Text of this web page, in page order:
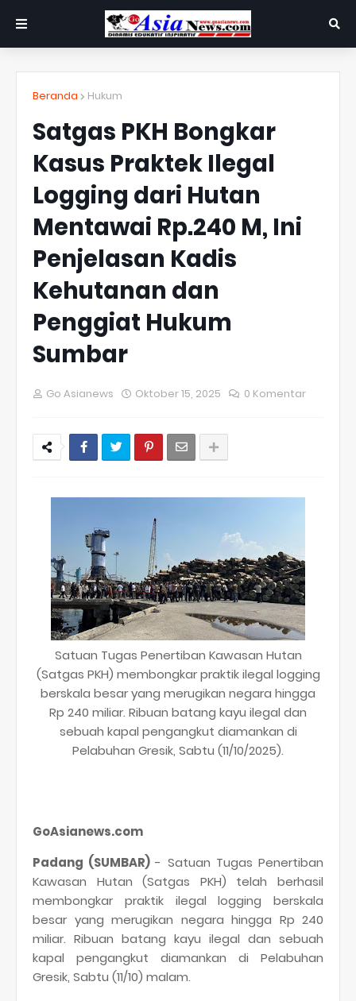
Beranda Hukum
Satgas PKH Bongkar
Kasus Praktek Ilegal
Logging dari Hutan
Mentawai Rp.240 M, Ini
Penjelasan Kadis
Kehutanan dan
Penggiat Hukum
Sumbar
Go Asianews Oktober 15, 2025 0 Komentar
Satuan Tugas Penertiban Kawasan Hutan
(Satgas PKH) membongkar praktik ilegal logging
berskala besar yang merugikan negara hingga
Rp 240 miliar. Ribuan batang kayu ilegal dan
sebuah kapal pengangkut diamankan di
Pelabuhan Gresik, Sabtu (11/10/2025).
GoAsianews.com
Padang (SUMBAR)- Satuan Tugas Penertiban
Kawasan Hutan (Satgas PKH) telah berhasil
membongkar praktik ilegal logging berskala
besar yang merugikan negara hingga Rp 240
miliar. Ribuan batang kayu ilegal dan sebuah
kapal pengangkut diamankan di Pelabuhan
Gresik, Sabtu (11/10) malam.